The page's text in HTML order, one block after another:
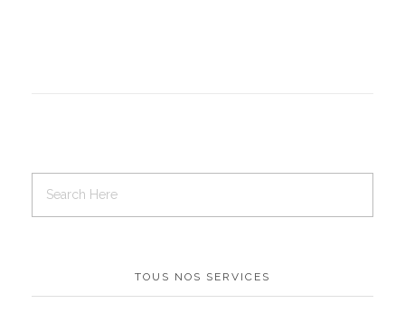
TOUS NOS SERVICES